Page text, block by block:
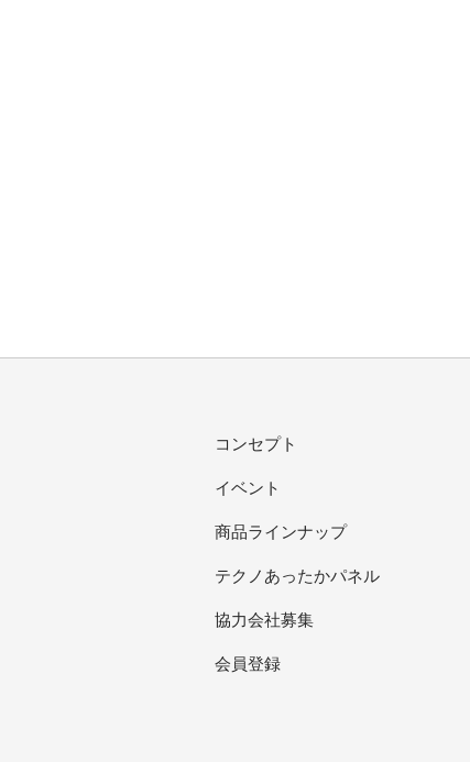
コンセプト
イベント
商品ラインナップ
テクノあったかパネル
協力会社募集
会員登録